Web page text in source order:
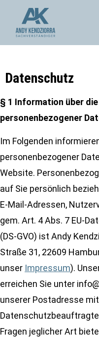
Datenschutz
§ 1 Information über die
personenbezogener
Im Folgenden
personenbezogener
Website.
auf Sie persönlich
E-Mail-Adressen,
gem. Art. 4 Abs. 7 EU-
(DS-GVO) ist Andy
Straße 31, 22609
unser Impressum).
erreichen Sie unter
unserer Postadresse
Fragen jeglicher Art